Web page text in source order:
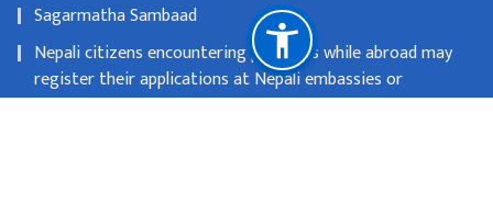
Sagarmatha Sambaad
Nepali citizens encountering problems while abroad may
register their applications at Nepali embassies or
consulates